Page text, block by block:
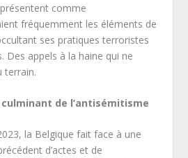
comme
fréquemment les éléments de
ses pratiques terroristes
Des appels à la haine qui ne
terrain.
de l’antisémitisme
la Belgique fait face à une
d’actes et de